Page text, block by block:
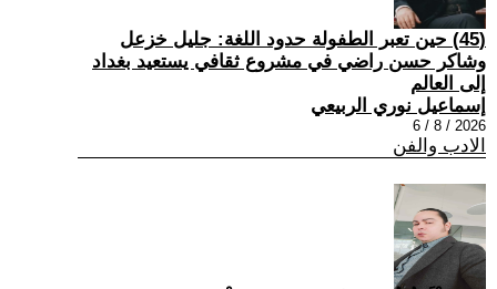
(45) حين تعبر الطفولة حدود اللغة: جليل خزعل
وشاكر حسن راضي في مشروع ثقافي يستعيد بغداد
إلى العالم
إسماعيل نوري الربيعي
2026 / 8 / 6
الادب والفن